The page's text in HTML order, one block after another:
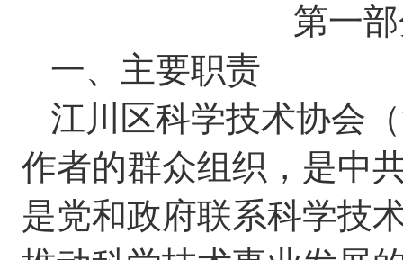
第一
一、主要职责
江川区科学技术协会
作者的群众组织，是中
是党和政府联系科学技